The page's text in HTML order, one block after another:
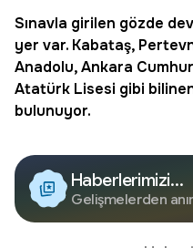
Sınavla girilen gözde
yer var. Kabataş,
Anadolu, Ankara
Atatürk Lisesi gibi
bulunuyor.
Haberlerimizi
Google'da
Edin
Gelişmelerden